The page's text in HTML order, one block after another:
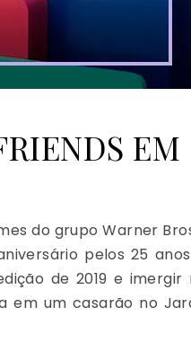
EM
do grupo Warner
pelos 25
de 2019 e imergir
em um casarão no